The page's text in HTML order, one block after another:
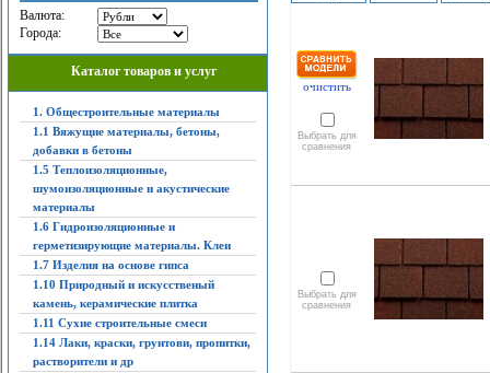
Валюта:
Города:
Каталог товаров и услуг
1. Общестроительные материалы
1.1 Вяжущие материалы, бетоны,
добавки в бетоны
1.5 Теплоизоляционные,
шумоизоляционные и акустические
материалы
1.6 Гидроизоляционные и
герметизирующие материалы. Клеи
1.7 Изделия на основе гипса
1.10 Природный и искусственый
камень, керамические плитка
1.11 Сухие строительные смеси
1.14 Лаки, краски, грунтови, пропитки,
растворители и др
очистить
Выбрать для
сравнения
Выбрать для
сравнения